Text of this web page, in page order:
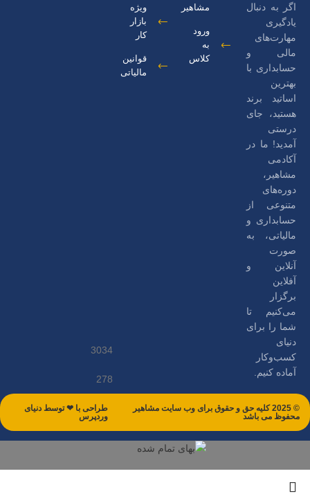
اگر به دنبال
یادگیری
مهارت‌های
مالی و
حسابداری با
بهترین
اساتید برند
هستید، جای
درستی
آمدید! ما در
آکادمی
مشاهیر،
دوره‌های
متنوعی از
حسابداری و
مالیاتی، به
صورت
آنلاین و
آفلاین
برگزار
می‌کنیم تا
شما را برای
دنیای
کسب‌وکار
آماده کنیم.
مشاهیر
ورود
به
کلاس
ویژه
بازار
کار
قوانین
مالیاتی
3034
278
© 2025 کلیه حق و حقوق برای وب سایت مشاهیر
محفوظ می باشد
طراحی با ❤ توسط​ دنیای
وردپرس